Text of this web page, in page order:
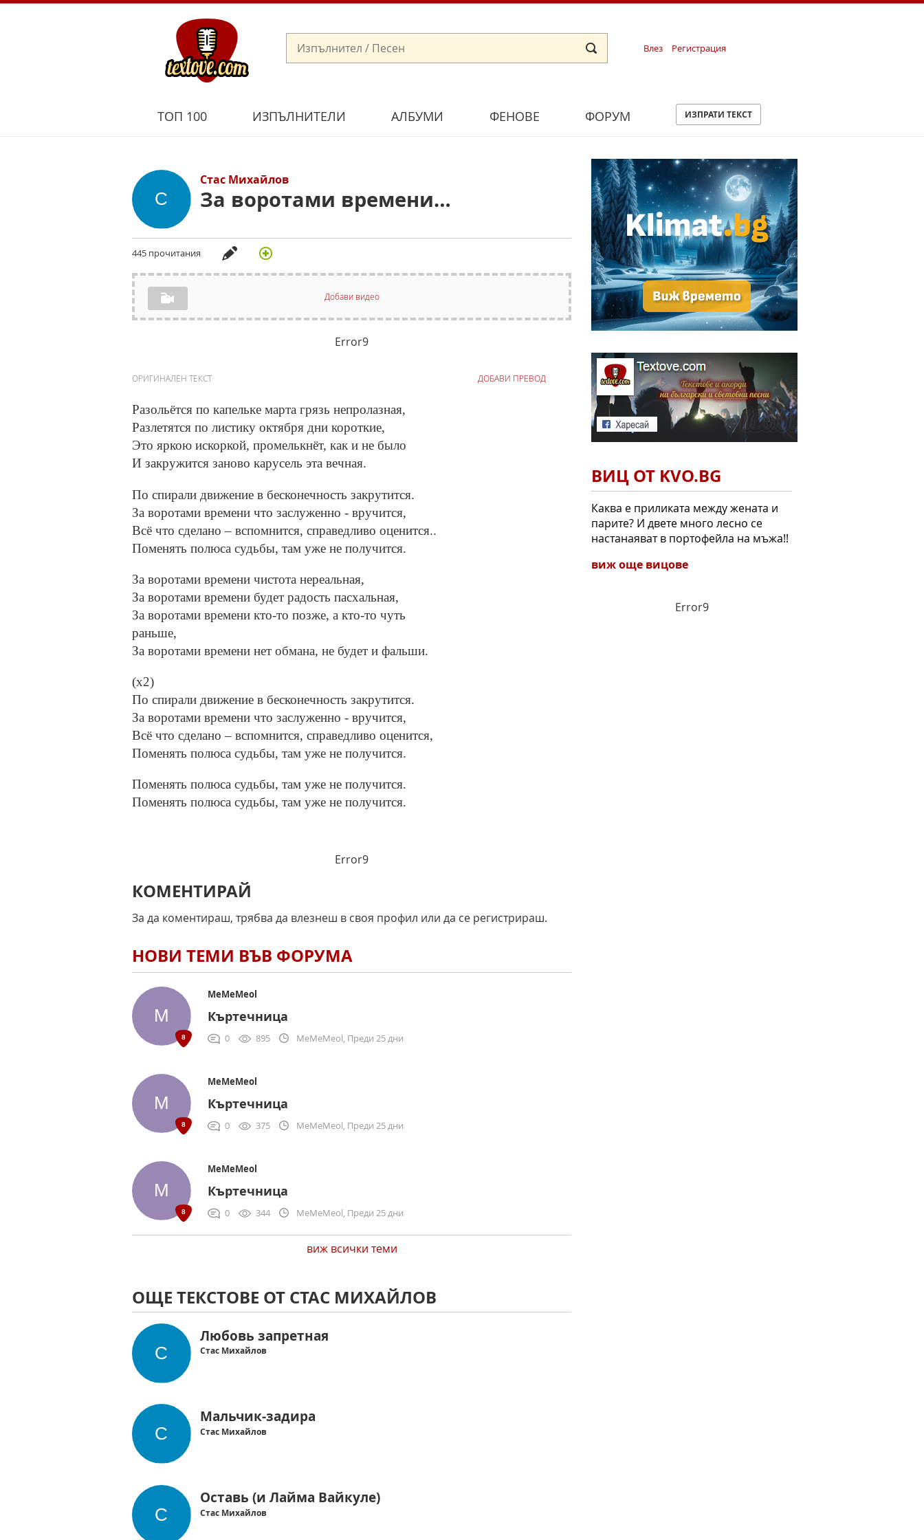
Влез Регистрация
ТОП 100 ИЗПЪЛНИТЕЛИ АЛБУМИ ФЕНОВЕ ФОРУМ ИЗПРАТИ ТЕКСТ
Стас Михайлов
За воротами времени…
445 прочитания
Добави видео
Error9
ОРИГИНАЛЕН ТЕКСТ
Разольётся по капельке марта грязь непролазная,
Разлетятся по листику октября дни короткие,
Это яркою искоркой, промелькнёт, как и не было
И закружится заново карусель эта вечная.
По спирали движение в бесконечность закрутится.
За воротами времени что заслуженно - вручится,
Всё что сделано – вспомнится, справедливо оценится..
Поменять полюса судьбы, там уже не получится.
За воротами времени чистота нереальная,
За воротами времени будет радость пасхальная,
За воротами времени кто-то позже, а кто-то чуть
раньше,
За воротами времени нет обмана, не будет и фальши.
(х2)
По спирали движение в бесконечность закрутится.
За воротами времени что заслуженно - вручится,
Всё что сделано – вспомнится, справедливо оценится,
Поменять полюса судьбы, там уже не получится.
Поменять полюса судьбы, там уже не получится.
Поменять полюса судьбы, там уже не получится.
ДОБАВИ ПРЕВОД
Error9
КОМЕНТИРАЙ
За да коментираш, трябва да влезнеш в своя профил или да се регистрираш.
НОВИ ТЕМИ ВЪВ ФОРУМА
MeMeMeol
Къртечница
0 895 MeMeMeol, Преди 25 дни
MeMeMeol
Къртечница
0 375 MeMeMeol, Преди 25 дни
MeMeMeol
Къртечница
0 344 MeMeMeol, Преди 25 дни
виж всички теми
ОЩЕ ТЕКСТОВЕ ОТ СТАС МИХАЙЛОВ
Любовь запретная
Стас Михайлов
Мальчик-задира
Стас Михайлов
Оставь (и Лайма Вайкуле)
Стас Михайлов
ВИЦ ОТ KVO.BG
Каква е приликата между жената и
парите? И двете много лесно се
настанаяват в портофейла на мъжа!!
виж още вицове
Error9